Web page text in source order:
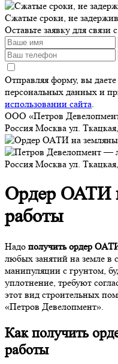
Сжатые сроки, не
Оставьте заявку для связи
Отправляя форму, вы даете
персональных данных и
использовании сайта.
ООО «Петров
Россия Москва ул.
Россия Москва ул.
Ордер ОАТИ
работы
Надо получить ордер
любых занятий на земле в
манипуляции с грунтом,
уплотнение, требуют
этот вид строительных
«Петров Девелопмент».
Какполучить
работы